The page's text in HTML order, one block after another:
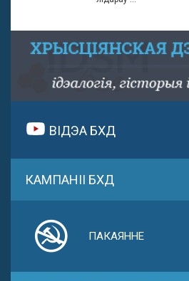
ВІДЭА БХД
КАМПАНІІ БХД
ПАКАЯННЕ